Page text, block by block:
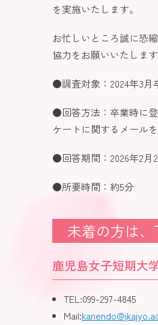
を実施いたします。
お忙しいところ誠に恐
協力をお願いいたします
●調査対象：2024年3月
●回答方法：卒業時に
ケートに関するメール
●回答期間：2026年2月
●所要時間：約5分
未着の方は、
鹿児島女子短期大
TEL:099-297-4845
Mail: